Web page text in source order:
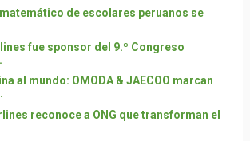
de escolares peruanos se
fue sponsor del 9.º Congreso
al mundo: OMODA & JAECOO marcan
reconoce a ONG que transforman el